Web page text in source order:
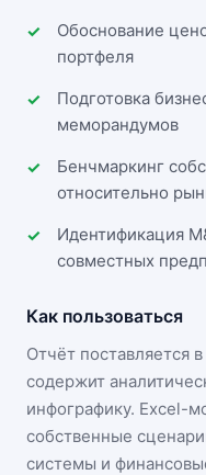
Обоснование
портфеля
Подготовка
меморандумов
Бенчмаркинг
относительно
Идентификация
совместных
Как пользоваться
Отчёт поставляется
содержит
инфографику. Excel-
собственные
системы и